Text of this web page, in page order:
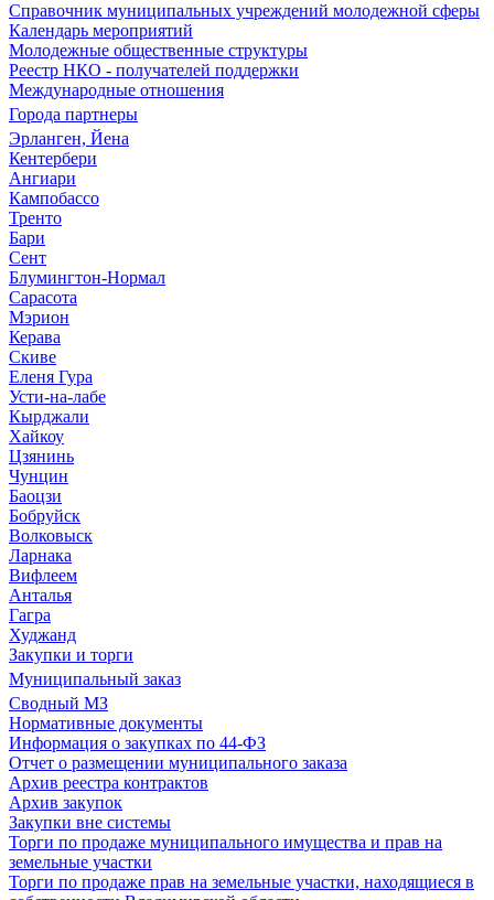
Справочник муниципальных учреждений молодежной сферы
Календарь мероприятий
Молодежные общественные структуры
Реестр НКО - получателей поддержки
Международные отношения
Города партнеры
Эрланген, Йена
Кентербери
Ангиари
Кампобассо
Тренто
Бари
Сент
Блумингтон-Нормал
Сарасота
Мэрион
Керава
Скиве
Еленя Гура
Усти-на-лабе
Кырджали
Хайкоу
Цзянинь
Чунцин
Баоцзи
Бобруйск
Волковыск
Ларнака
Вифлеем
Анталья
Гагра
Худжанд
Закупки и торги
Муниципальный заказ
Сводный МЗ
Нормативные документы
Информация о закупках по 44-ФЗ
Отчет о размещении муниципального заказа
Архив реестра контрактов
Архив закупок
Закупки вне системы
Торги по продаже муниципального имущества и прав на
земельные участки
Торги по продаже прав на земельные участки, находящиеся в